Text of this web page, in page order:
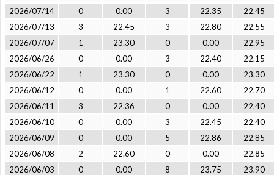
2026/07/14
0 0.00 3 22.35
22.45
2026/07/13
3 22.45 3 22.80
22.55
2026/07/07
1 23.30 0 0.00
22.95
2026/06/26
0 0.00 3 22.40
22.15
2026/06/22
1 23.30 0 0.00
23.30
2026/06/12
0 0.00 1 22.60
22.70
2026/06/11
3 22.36 0 0.00
22.40
2026/06/10
0 0.00 3 22.45
22.40
2026/06/09
0 0.00 5 22.86
22.85
2026/06/08
2 22.60 0 0.00
22.85
2026/06/03
0 0.00 8 23.75
23.90